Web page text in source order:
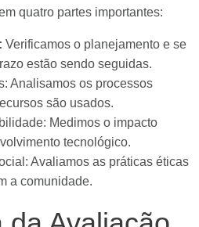
quatro partes importantes:
Verificamos o planejamento e se
estão sendo seguidas.
Analisamos os processos
são usados.
Medimos o impacto
tecnológico.
Avaliamos as práticas éticas
a comunidade.